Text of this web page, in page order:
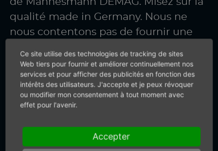
qualité made in Germany. Nous ne
nous contentons pas de fournir une
Nous vous fournissons également des
renseignements précis.
Vers le formulaire de contact
Ce site utilise des technologies de tracking de sites
Web tiers pour fournir et améliorer continuellement nos
services et pour afficher des publicités en fonction des
intérêts des utilisateurs. J'accepte et je peux révoquer
ou modifier mon consentement à tout moment avec
effet pour l'avenir.
Accepter